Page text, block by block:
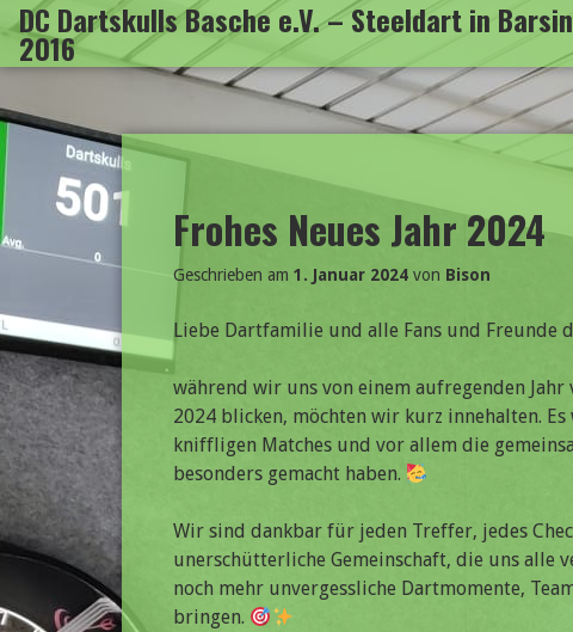
Zum
Inhalt
springen
DC Dartskulls Basche e.V. – Steeldart in
2016
Frohes Neues Jahr 2024
Geschrieben am1. Januar 2024 von Bison
Liebe Dartfamilie und alle Fans und Freunde
während wir uns von einem aufregenden
2024 blicken, möchten wir kurz innehalten.
kniffligen Matches und vor allem die
besonders gemacht haben.
Wir sind dankbar für jeden Treffer, jedes
unerschütterliche Gemeinschaft, die uns alle
noch mehr unvergessliche Dartmomente,
bringen.